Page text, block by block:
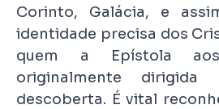
Corinto, Galácia, e
identidade precisa dos
quem a Epístola
originalmente
descoberta. É vital